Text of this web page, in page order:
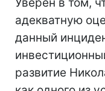
адекватную
данный
развитие